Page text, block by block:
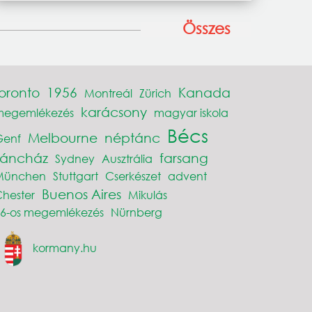
Összes
1956 Montreál Zürich Kanada
karácsony magyar iskola
Melbourne néptánc Bécs
Sydney Ausztrália farsang
Stuttgart Cserkészet advent
Buenos Aires Mikulás
os megemlékezés Nürnberg
kormany.hu